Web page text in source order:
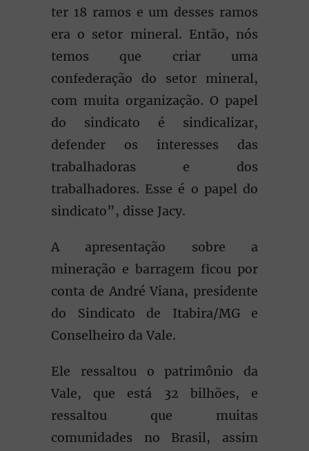
ter 18 ramos e um desses ramos
era o setor mineral. Então, nós
temos que criar uma
confederação do setor mineral,
com muita organização. O papel
do sindicato é sindicalizar,
defender os interesses das
trabalhadoras e dos
trabalhadores. Esse é o papel do
sindicato”, disse Jacy.
A apresentação sobre a
mineração e barragem ficou por
conta de André Viana, presidente
do Sindicato de Itabira/MG e
Conselheiro da Vale.
Ele ressaltou o patrimônio da
Vale, que está 32 bilhões, e
ressaltou que muitas
comunidades no Brasil, assim